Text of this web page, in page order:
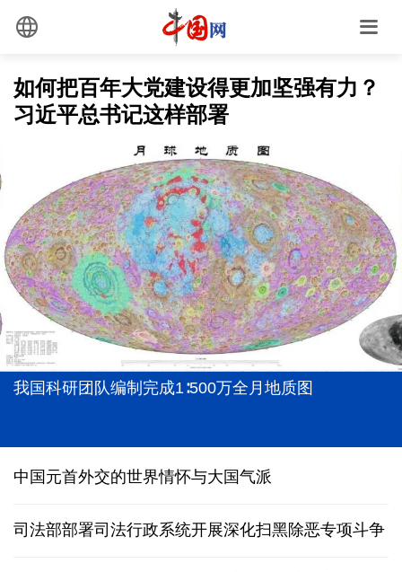
如何把百年大党建设得更加坚强有力？
习近平总书记这样部署
全党同志务必不忘初心、牢记使命
世界给“__在中国”填新词